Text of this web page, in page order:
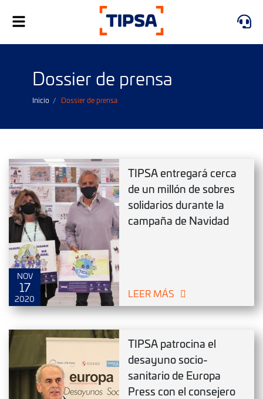
Alternar
navegación
Dossier de prensa
Inicio Dossier de prensa
NOV
17
2020
TIPSA entregará cerca
de un millón de sobres
solidarios durante la
campaña de Navidad
LEER MÁS
TIPSA patrocina el
desayuno socio-
sanitario de Europa
Press con el consejero